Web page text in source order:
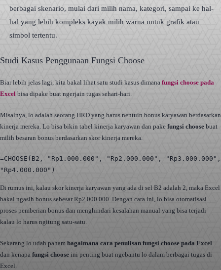
berbagai skenario, mulai dari milih nama, kategori, sampai ke hal-
hal yang lebih kompleks kayak milih warna untuk grafik atau
simbol tertentu.
Studi Kasus Penggunaan Fungsi Choose
Biar lebih jelas lagi, kita bakal lihat satu studi kasus dimana fungsi choose pada
Excel bisa dipake buat ngerjain tugas sehari-hari.
Misalnya, lo adalah seorang HRD yang harus nentuin bonus karyawan berdasarkan
kinerja mereka. Lo bisa bikin tabel kinerja karyawan dan pake fungsi choose buat
milih besaran bonus berdasarkan skor kinerja mereka.
=CHOOSE(B2, "Rp1.000.000", "Rp2.000.000", "Rp3.000.000",
"Rp4.000.000")
Di rumus ini, kalau skor kinerja karyawan yang ada di sel B2 adalah 2, maka Excel
bakal ngasih bonus sebesar Rp2.000.000. Dengan cara ini, lo bisa otomatisasi
proses pemberian bonus dan menghindari kesalahan manual yang bisa terjadi
kalau lo harus ngitung satu-satu.
Sekarang lo udah paham bagaimana cara penulisan fungsi choose pada Excel
dan kenapa fungsi choose ini penting buat ngebantu lo dalam berbagai tugas di
Excel.